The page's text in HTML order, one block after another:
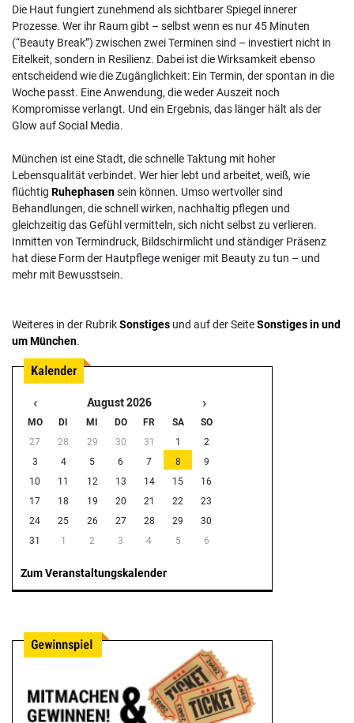
Die Haut fungiert zunehmend als sichtbarer Spiegel innerer
Prozesse. Wer ihr Raum gibt – selbst wenn es nur 45 Minuten
(“Beauty Break”) zwischen zwei Terminen sind – investiert nicht in
Eitelkeit, sondern in Resilienz. Dabei ist die Wirksamkeit ebenso
entscheidend wie die Zugänglichkeit: Ein Termin, der spontan in die
Woche passt. Eine Anwendung, die weder Auszeit noch
Kompromisse verlangt. Und ein Ergebnis, das länger hält als der
Glow auf Social Media.
München ist eine Stadt, die schnelle Taktung mit hoher
Lebensqualität verbindet. Wer hier lebt und arbeitet, weiß, wie
flüchtig Ruhephasensein können. Umso wertvoller sind
Behandlungen, die schnell wirken, nachhaltig pflegen und
gleichzeitig das Gefühl vermitteln, sich nicht selbst zu verlieren.
Inmitten von Termindruck, Bildschirmlicht und ständiger Präsenz
hat diese Form der Hautpflege weniger mit Beauty zu tun – und
mehr mit Bewusstsein.
Weiteres in der RubrikSonstiges und auf der SeiteSonstiges in und
um München.
‹ August 2026 ›
MO DI MI DO FR SA
SO
27
28 29 30 31 1
2
3
4 5 6 7 8
9
10
11 12 13 14 15
16
17
18 19 20 21 22
23
24
25 26 27 28 29
30
31
1 2 3 4 5 6
Zum Veranstaltungskalender